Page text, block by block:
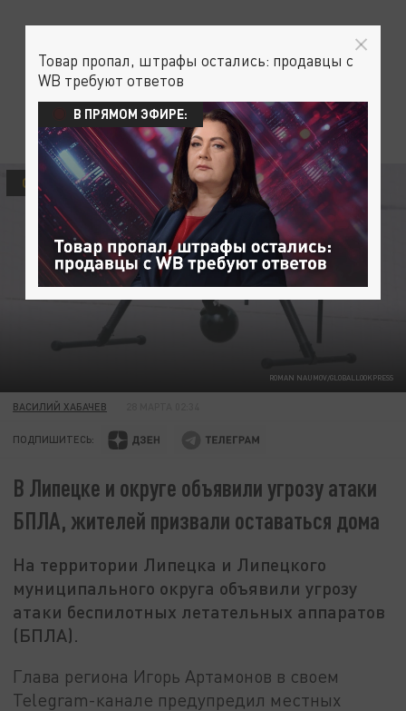
ROMAN NAUMOV/GLOBALLOOKPRESS
ОБЩЕСТВО
ВАСИЛИЙ ХАБАЧЕВ
ПОДПИШИТЕСЬ:
В Липецке и округе объявили угрозу атаки
БПЛА, жителей призвали оставаться дома
На территории Липецка и Липецкого
муниципального округа объявили угрозу
атаки беспилотных летательных аппаратов
(БПЛА).
Глава региона Игорь Артамонов в своем
Telegram-канале предупредил местных
Товар пропал, штрафы остались: продавцы с
WB требуют ответов
В ПРЯМОМ ЭФИРЕ: